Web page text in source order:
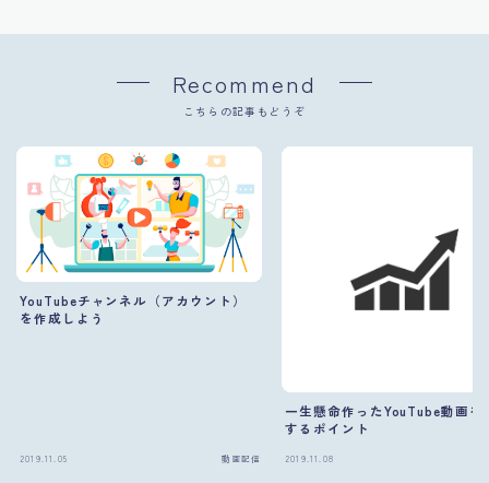
Recommend
こちらの記事もどうぞ
YouTubeチャンネル（アカウント）
を作成しよう
2019.11.05 動画配信
一生懸命作ったYouTube動画を
するポイント
2019.11.08